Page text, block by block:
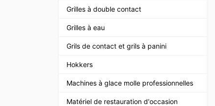
Grilles à double contact
Grilles à eau
Grils de contact et grils à panini
Hokkers
Machines à glace molle professionnelles
Matériel de restauration d'occasion